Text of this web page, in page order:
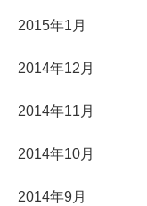
2015年1月
2014年12月
2014年11月
2014年10月
2014年9月